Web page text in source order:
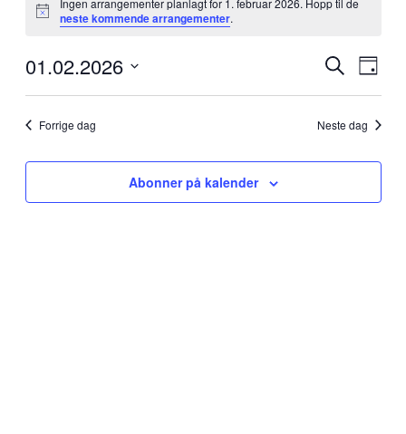
den
2026
Merknad
Ingen arrangementer planlagt for 1. februar 2026. Hopp til de
neste kommende arrangementer.
Views
Søk
Dag
01.02.2026
Forrige dag
Neste dag
Abonner på kalender